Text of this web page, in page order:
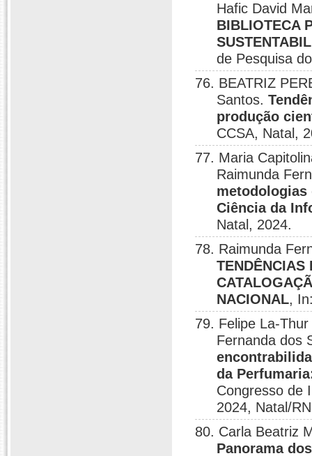
Hafic David
BIBLIOTECA
de Pesquisa
76. BEATRIZ
Santos.
produção
CCSA, Natal,
77. Maria
Raimunda
metodologias
Ciência da
Natal, 2024.
78. Raimunda
TENDÊNCIAS
NACIONAL,
79. Felipe La-
Fernanda dos
da
Congresso de
2024, Natal/
80. Carla Beatriz
Panorama